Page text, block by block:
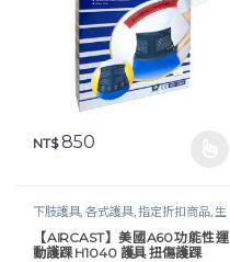
NT$850
下肢護具,各式護具,指定折扣商品,生
活保健 ,護踝｜垂足板
【AIRCAST】美國A60功能性運
動護踝 H1040 護具 扭傷護踝